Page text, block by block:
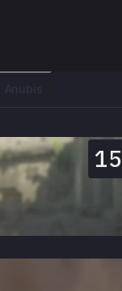
15